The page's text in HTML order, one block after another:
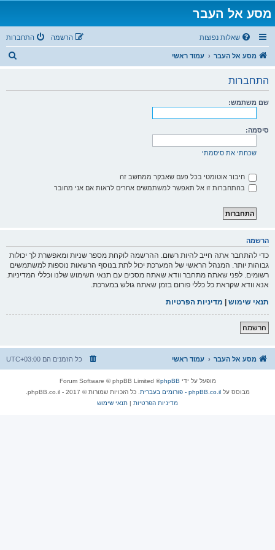
מסע אל העבר
שאלות נפוצות התחברות הרשמה
מסע אל העבר עמוד ראשי
התחברות
שם משתמש:
סיסמה:
שכחתי את סיסמתי
חיבור אוטומטי בכל פעם שאבקר ממחשב זה
בהתחברות זו אל תאפשר למשתמשים אחרים לראות אם אני מחובר
הרשמה
כדי להתחבר אתה חייב להיות רשום. ההרשמה לוקחת מספר שניות ומאפשרת לך יכולות
גבוהות יותר. המנהל הראשי של המערכת יכול לתת בנוסף הרשאות נוספות למשתמשים
רשומים. לפני שאתה מתחבר וודא שאתה מסכים עם תנאי השימוש שלנו וכללי המדיניות.
אנא וודא שקראת כל כללי פורום בזמן שאתה גולש במערכת.
תנאי שימוש | מדיניות הפרטיות
הרשמה
מסע אל העבר עמוד ראשי כל הזמנים הם UTC+03:00
מופעל על ידי phpBB
® Forum Software © phpBB Limited
מבוסס עלphpBB.co.il - פורומים בעברית
. כל הזכויות שמורות © 2017 - phpBB.co.il.
מדיניות הפרטיות | תנאי שימוש